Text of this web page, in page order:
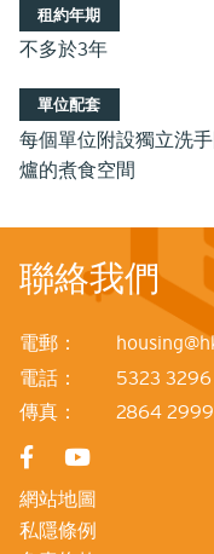
租約年期
不多於3年
單位配套
每個單位附設獨立洗
爐的煮食空間
聯絡我們
電郵：
電話：
5323 3296
傳真：
2864 2999
網站地圖
私隱條例